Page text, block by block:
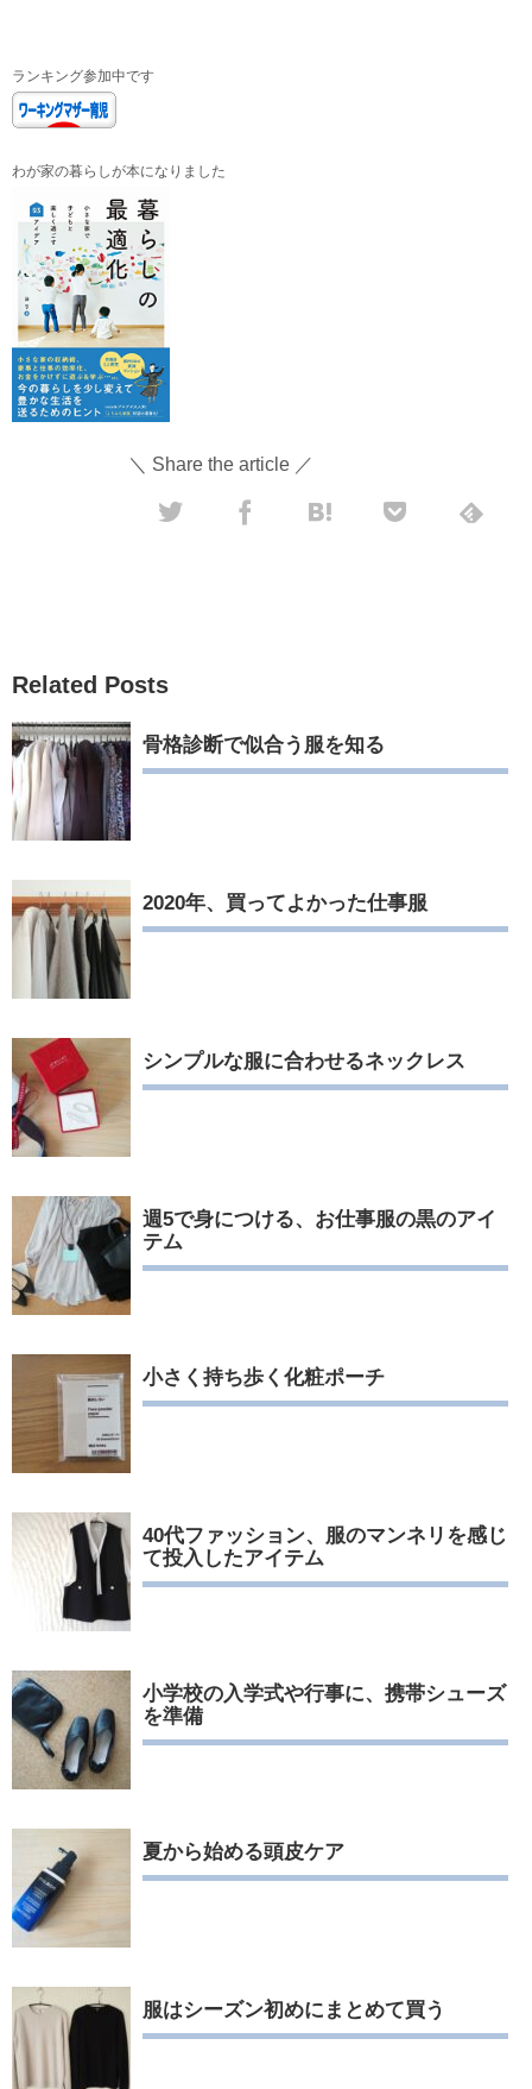
ランキング参加中です
わが家の暮らしが本になりました
＼ Share the article ／
Related Posts
骨格診断で似合う服を知る
2020年、買ってよかった仕事服
シンプルな服に合わせるネックレス
週5で身につける、お仕事服の黒のアイ
テム
小さく持ち歩く化粧ポーチ
40代ファッション、服のマンネリを感じ
て投入したアイテム
小学校の入学式や行事に、携帯シューズ
を準備
夏から始める頭皮ケア
服はシーズン初めにまとめて買う